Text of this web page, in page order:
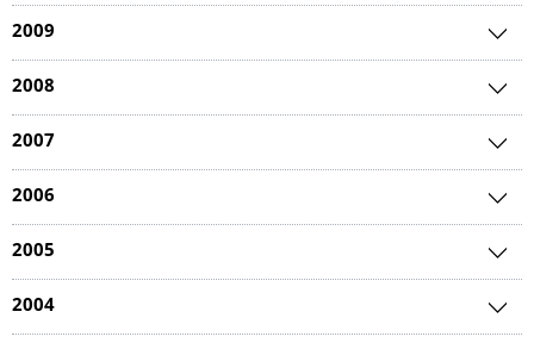
2009
2008
2007
2006
2005
2004